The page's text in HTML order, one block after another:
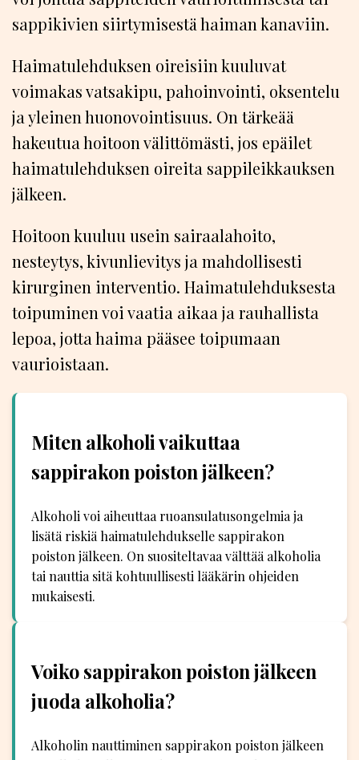
sappikivien siirtymisestä haiman kanaviin.
Haimatulehduksen oireisiin kuuluvat
voimakas vatsakipu, pahoinvointi, oksentelu
ja yleinen huonovointisuus. On tärkeää
hakeutua hoitoon välittömästi, jos epäilet
haimatulehduksen oireita sappileikkauksen
jälkeen.
Hoitoon kuuluu usein sairaalahoito,
nesteytys, kivunlievitys ja mahdollisesti
kirurginen interventio. Haimatulehduksesta
toipuminen voi vaatia aikaa ja rauhallista
lepoa, jotta haima pääsee toipumaan
vaurioistaan.
Miten alkoholi vaikuttaa
sappirakon poiston jälkeen?
Alkoholi voi aiheuttaa ruoansulatusongelmia ja
lisätä riskiä haimatulehdukselle sappirakon
poiston jälkeen. On suositeltavaa välttää alkoholia
tai nauttia sitä kohtuullisesti lääkärin ohjeiden
mukaisesti.
Voiko sappirakon poiston jälkeen
juoda alkoholia?
Alkoholin nauttiminen sappirakon poiston jälkeen